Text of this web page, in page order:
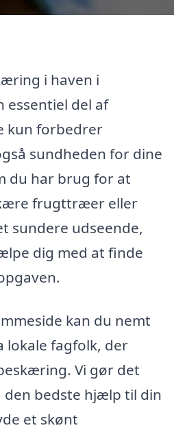
i haven i
essentiel del af
kun forbedrer
sundheden for dine
du har brug for at
frugttræer eller
sundere udseende,
dig med at finde
kan du nemt
lokale fagfolk, der
Vi gør det
den bedste hjælp til din
et skønt